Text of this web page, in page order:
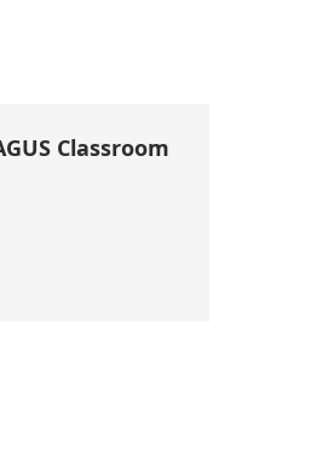
Classroom